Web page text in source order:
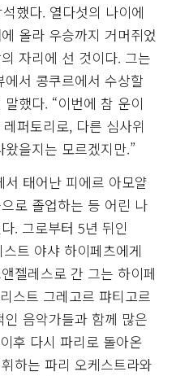
했다. 열다섯의 나이에
올라 우승까지 거머쥐었
자리에 선 것이다. 그는
서 콩쿠르에서 수상할
했다. “이번에 참 운이
퍼토리로, 다른 심사위
을지는 모르겠지만.”
태어난 피에르 아모얄
로 졸업하는 등 어린 나
. 그로부터 5년 뒤인
트 야샤 하이페츠에게
젤레스로 간 그는 하이페
스트 그레고르 퍄티고르
음악가들과 함께 많은
후 다시 파리로 돌아온
하는 파리 오케스트라와